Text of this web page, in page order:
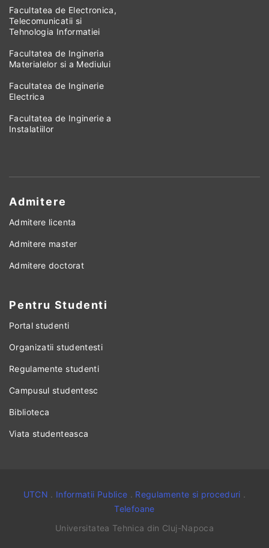
Facultatea de Electronica,
Telecomunicatii si
Tehnologia Informatiei
Facultatea de Ingineria
Materialelor si a Mediului
Facultatea de Inginerie
Electrica
Facultatea de Inginerie a
Instalatiilor
Admitere
Admitere licenta
Admitere master
Admitere doctorat
Pentru Studenti
Portal studenti
Organizatii studentesti
Regulamente studenti
Campusul studentesc
Biblioteca
Viata studenteasca
UTCN . Informatii Publice . Regulamente si proceduri .
Telefoane
Universitatea Tehnica din Cluj-Napoca